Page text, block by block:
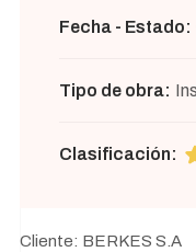
Fecha - Estado:
Tipo de obra:
Clasificación:
Cliente: BERKES S.A